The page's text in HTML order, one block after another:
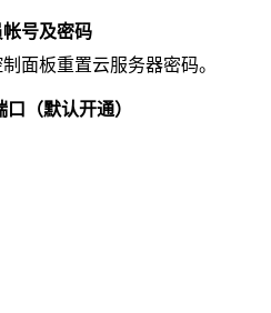
号及密码
面板重置云服务器密码。
（默认开通）